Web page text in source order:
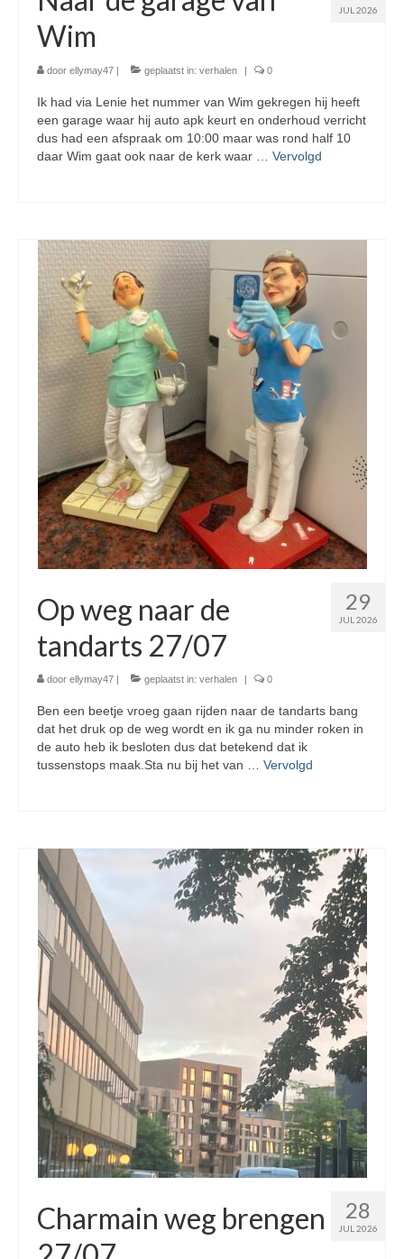
JUL 2026
Wim
door ellymay47 | geplaatst in: verhalen | 0
Ik had via Lenie het nummer van Wim gekregen hij heeft
een garage waar hij auto apk keurt en onderhoud verricht
dus had een afspraak om 10:00 maar was rond half 10
daar Wim gaat ook naar de kerk waar … Vervolgd
29
JUL 2026
Op weg naar de
tandarts 27/07
door ellymay47 | geplaatst in: verhalen | 0
Ben een beetje vroeg gaan rijden naar de tandarts bang
dat het druk op de weg wordt en ik ga nu minder roken in
de auto heb ik besloten dus dat betekend dat ik
tussenstops maak.Sta nu bij het van … Vervolgd
28
JUL 2026
Charmain weg brengen